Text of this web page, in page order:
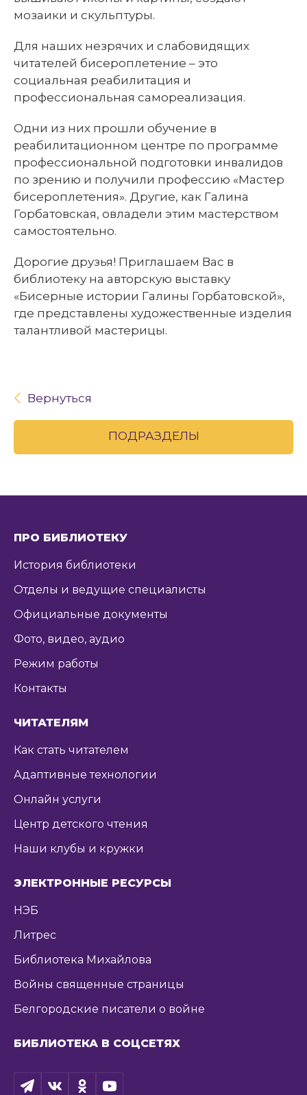
мозаики и скульптуры.
Для наших незрячих и слабовидящих
читателей бисероплетение – это
социальная реабилитация и
профессиональная самореализация.
Одни из них прошли обучение в
реабилитационном центре по программе
профессиональной подготовки инвалидов
по зрению и получили профессию «Мастер
бисероплетения». Другие, как Галина
Горбатовская, овладели этим мастерством
самостоятельно.
Дорогие друзья! Приглашаем Вас в
библиотеку на авторскую выставку
«Бисерные истории Галины Горбатовской»,
где представлены художественные изделия
талантливой мастерицы.
Вернуться
ПОДРАЗДЕЛЫ
ПРО БИБЛИОТЕКУ
История библиотеки
Отделы и ведущие специалисты
Официальные документы
Фото, видео, аудио
Режим работы
Контакты
ЧИТАТЕЛЯМ
Как стать читателем
Адаптивные технологии
Онлайн услуги
Центр детского чтения
Наши клубы и кружки
ЭЛЕКТРОННЫЕ РЕСУРСЫ
НЭБ
Литрес
Библиотека Михайлова
Войны священные страницы
Белгородские писатели о войне
БИБЛИОТЕКА В СОЦСЕТЯХ